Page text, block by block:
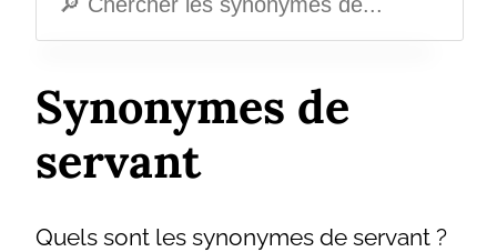
Synonymes de
servant
Quels sont les synonymes de servant ?